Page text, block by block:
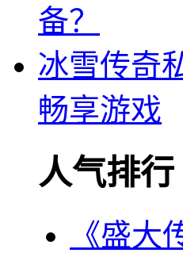
备？
冰雪传奇
畅享游戏
人气排行
《盛大